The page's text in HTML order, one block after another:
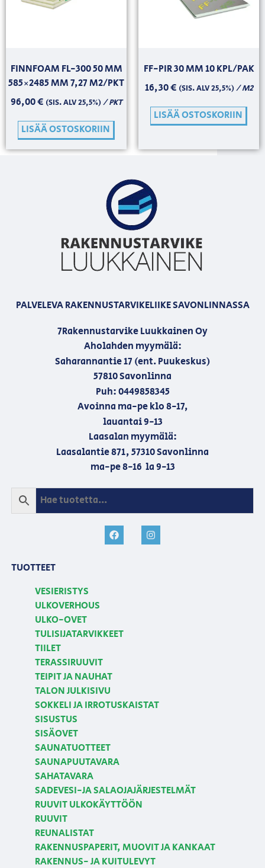
FINNFOAM FL-300 50 MM
585×2485 MM 7,27 M2/PKT
96,00€ (SIS. ALV 25,5%)/ PKT
LISÄÄ OSTOSKORIIN
FF-PIR 30 MM 10 KPL/PAK
16,30€ (SIS. ALV 25,5%)/ M2
LISÄÄ OSTOSKORIIN
PALVELEVA RAKENNUSTARVIKELIIKE SAVONLINNASSA
7Rakennustarvike Luukkainen Oy
Aholahden myymälä:
Saharannantie 17 (ent. Puukeskus)
57810 Savonlinna
Puh: 0449858345
Avoinna ma-pe klo 8-17,
lauantai 9-13
Laasalan myymälä:
Laasalantie 871, 57310 Savonlinna
ma-pe 8-16 la 9-13
TUOTTEET
VESIERISTYS
ULKOVERHOUS
ULKO-OVET
TULISIJATARVIKKEET
TIILET
TERASSIRUUVIT
TEIPIT JA NAUHAT
TALON JULKISIVU
SOKKELI JA IRROTUSKAISTAT
SISUSTUS
SISÄOVET
SAUNATUOTTEET
SAUNAPUUTAVARA
SAHATAVARA
SADEVESI-JA SALAOJAJÄRJESTELMÄT
RUUVIT ULKOKÄYTTÖÖN
RUUVIT
REUNALISTAT
RAKENNUSPAPERIT, MUOVIT JA KANKAAT
RAKENNUS- JA KUITULEVYT